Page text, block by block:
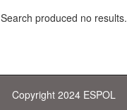
Search produced no results.
Copyright 2024 ESPOL